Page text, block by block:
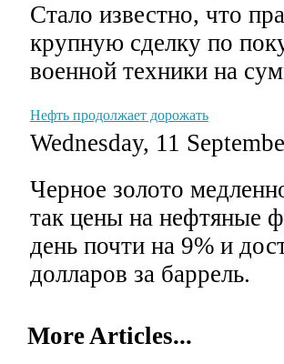
Стало известно, что
крупную сделку по
военной техники на
Нефть продолжает дорожать
Wednesday, 11
Черное золото
так цены на нефтяные
день почти на 9% и
долларов за баррель.
More Articles...